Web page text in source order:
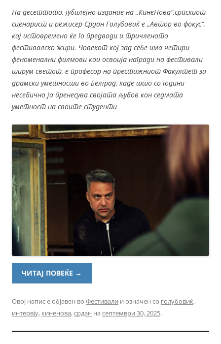
На десеттото, јубилејно издание на „КинеНова“,српскиот
сценарист и режисер Срдан Голубовиќ e „Автор во фокус“,
кој истовремено ќе го предводи и тричленото
фестивалско жири. Човекот кој зад себе има четири
феноменални филмови кои освоија награди на фестивали
ширум светот, е професор на престижниот Факултет за
драмски уметности во Белград, каде што со години
несебично ја пренесува својата љубов кон седмата
уметност на своите студенти
ЧИТАЈ ПОВЕЌЕ →
Овој напис е објавен во Фестивали и означен со голубовиќ,
интервју, киненова,срдан на септември 30, 2025.